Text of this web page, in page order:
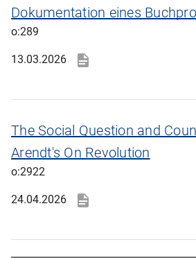
Dokumentation eines
o:289
13.03.2026
The Social Question and
Arendt's On Revolution
o:2922
24.04.2026